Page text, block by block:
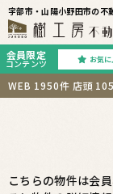
宇部市・山陽小野田市の不
会員限定
コンテンツ お気に
WEB 1950件 店頭 105
こちらの物件は会